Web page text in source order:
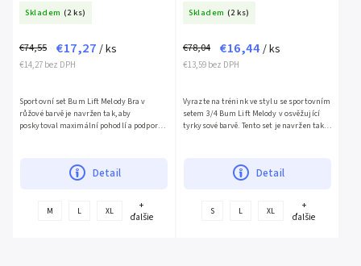
Skladem (2 ks)
€14,27 bez DPH
€74,55 €17,27 / ks
Detail
Sportovní set Bum Lift Melody Bra v
růžové barvě je navržen tak, aby
poskytoval maximální pohodlí a podporu
M L XL
+
ďalšie
Skladem (2 ks)
€13,59 bez DPH
€78,04 €16,44/ ks
Detail
Vyrazte na trénink ve stylu se sportovním
setem 3/4 Bum Lift Melody v osvěžující
tyrkysové barvě. Tento set je navržen tak,
S L XL
+
ďalšie